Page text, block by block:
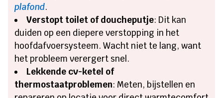
plafond.
Verstopt toilet of doucheputje: Dit kan
duiden op een diepere verstopping in het
hoofdafvoersysteem. Wacht niet te lang, want
het probleem verergert snel.
Lekkende cv-ketel of
thermostaatproblemen: Meten, bijstellen en